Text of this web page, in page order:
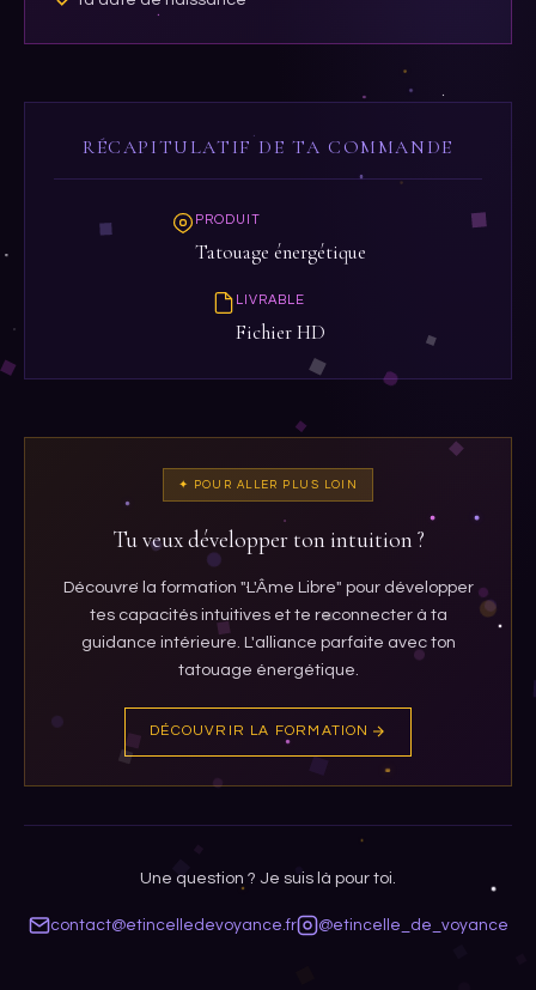
RÉCAPITULATIF DE TA COMMANDE
PRODUIT
Tatouage énergétique
LIVRABLE
Fichier HD
✦ POUR ALLER PLUS LOIN
Tu veux développer ton intuition ?
Découvre la formation "L'Âme Libre" pour développer
tes capacités intuitives et te reconnecter à ta
guidance intérieure. L'alliance parfaite avec ton
tatouage énergétique.
DÉCOUVRIR LA FORMATION
Une question ? Je suis là pour toi.
contact@etincelledevoyance.fr @etincelle_de_voyance